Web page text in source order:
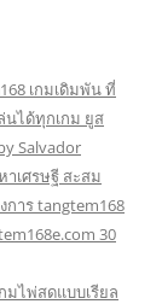
เกมเดิมพัน ที่
นได้ทุกเกม ยูส
Salvador
เศรษฐี สะสม
าร tangtem168
30
มไพ่สดแบบเรียล